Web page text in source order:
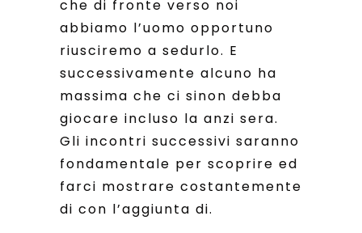
che di fronte verso noi
abbiamo l’uomo opportuno
riusciremo a sedurlo. E
successivamente alcuno ha
massima che ci sinon debba
giocare incluso la anzi sera.
Gli incontri successivi saranno
fondamentale per scoprire ed
farci mostrare costantemente
di con l’aggiunta di.